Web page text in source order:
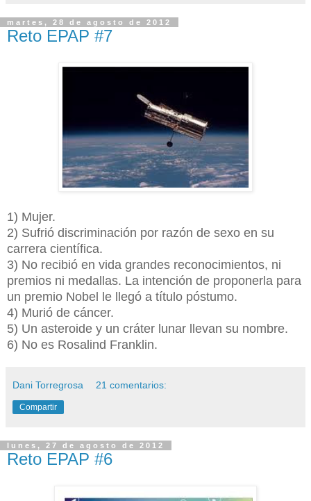
martes, 28 de agosto de 2012
Reto EPAP #7
1) Mujer.
2) Sufrió discriminación por razón de sexo en su
carrera científica.
3) No recibió en vida grandes reconocimientos, ni
premios ni medallas. La intención de proponerla para
un premio Nobel le llegó a título póstumo.
4) Murió de cáncer.
5) Un asteroide y un cráter lunar llevan su nombre.
6) No es Rosalind Franklin.
Dani Torregrosa 21 comentarios:
Compartir
lunes, 27 de agosto de 2012
Reto EPAP #6